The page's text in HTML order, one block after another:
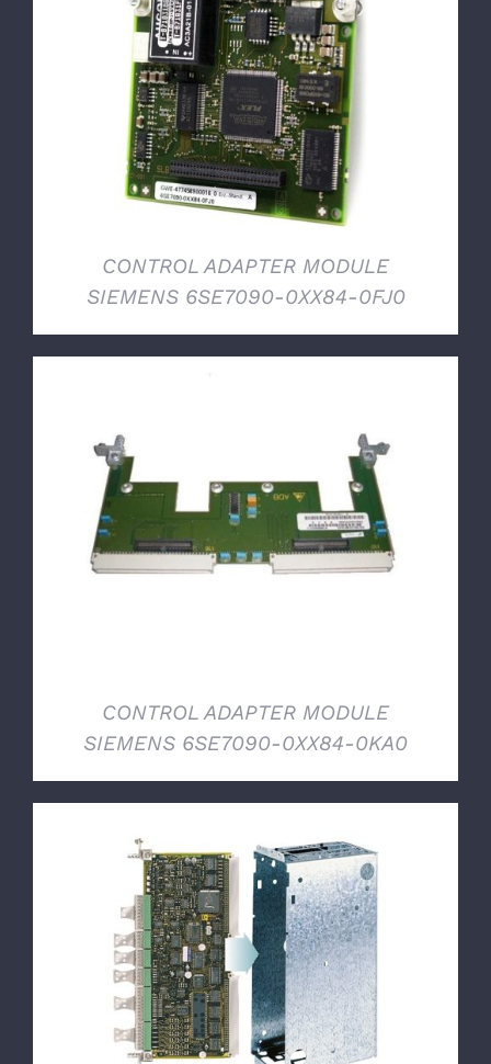
DETTAGLI
CONTROL ADAPTER MODULE
SIEMENS 6SE7090-0XX84-0FJ0
DETTAGLI
CONTROL ADAPTER MODULE
SIEMENS 6SE7090-0XX84-0KA0
DETTAGLI